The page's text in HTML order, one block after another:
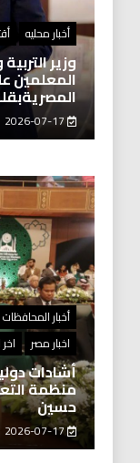
أخبار محليه
وزير
المعلمين
2026-07-17
أخبار المحافظات
اخبار مصر
اخر
أشادات
منظمة
حسين
2026-07-17